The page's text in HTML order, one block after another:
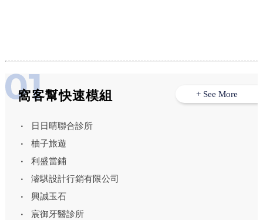
窩客幫快速模組
日日晴聯合診所
柚子旅遊
利盛當鋪
濬騏設計行銷有限公司
興誠玉石
宸御牙醫診所
+ See More